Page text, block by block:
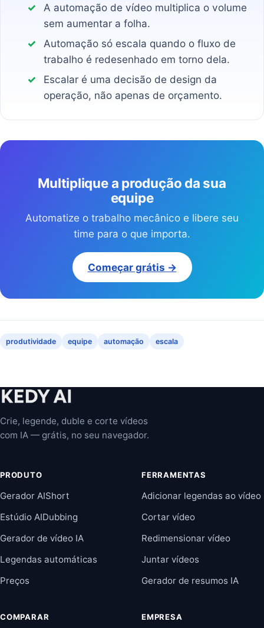
A automação de vídeo multiplica o volume
sem aumentar a folha.
Automação só escala quando o fluxo de
trabalho é redesenhado em torno dela.
Escalar é uma decisão de design da
operação, não apenas de orçamento.
Multiplique a produção da sua
equipe
Automatize o trabalho mecânico e libere seu
time para o que importa.
Começar grátis →
produtividade equipe automação escala
Crie, legende, duble e corte vídeos
com IA — grátis, no seu navegador.
PRODUTO
Gerador AIShort
Estúdio AIDubbing
Gerador de vídeo IA
Legendas automáticas
Preços
FERRAMENTAS
Adicionar legendas ao vídeo
Cortar vídeo
Redimensionar vídeo
Juntar vídeos
Gerador de resumos IA
COMPARAR EMPRESA